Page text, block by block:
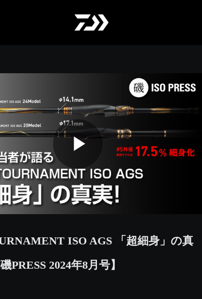
Play
Video
ISO AGS 「超細身」の真
PRESS 2024年8月号】